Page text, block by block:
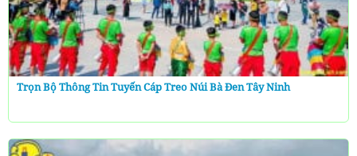
Trọn Bộ Thông Tin Tuyến Cáp Treo Núi Bà Đen Tây Ninh